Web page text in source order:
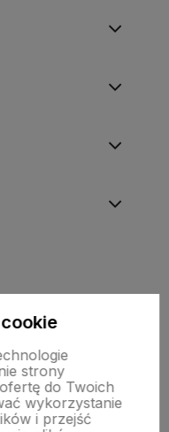
Górze
strony
do Twoich
wykorzystanie
i przejść